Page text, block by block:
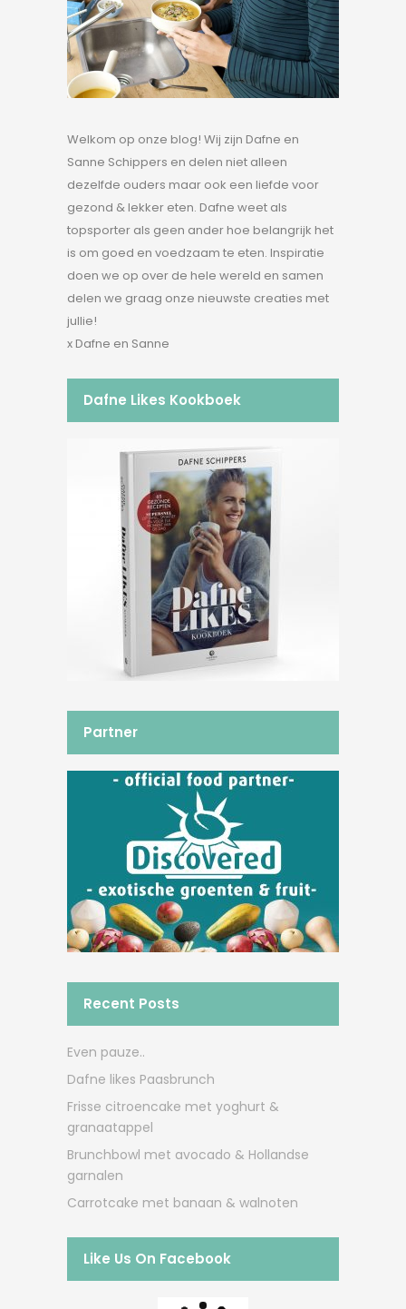
Welkom op onze blog! Wij zijn Dafne en
Sanne Schippers en delen niet alleen
dezelfde ouders maar ook een liefde voor
gezond & lekker eten. Dafne weet als
topsporter als geen ander hoe belangrijk het
is om goed en voedzaam te eten. Inspiratie
doen we op over de hele wereld en samen
delen we graag onze nieuwste creaties met
jullie!
x Dafne en Sanne
Dafne Likes Kookboek
Partner
Recent Posts
Even pauze..
Dafne likes Paasbrunch
Frisse citroencake met yoghurt &
granaatappel
Brunchbowl met avocado & Hollandse
garnalen
Carrotcake met banaan & walnoten
Like Us On Facebook